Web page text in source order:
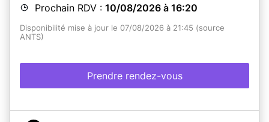
Prochain RDV : 10/08/2026 à 16:20
Disponibilité mise à jour le 07/08/2026 à 21:45 (source
ANTS)
Prendre rendez-vous